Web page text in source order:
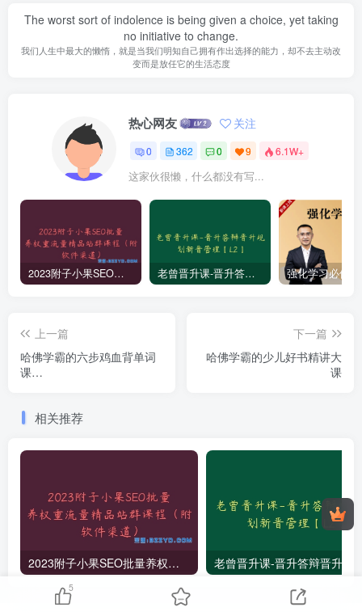
The worst sort of indolence is being given a choice, yet taking
no initiative to change.
我们人生中最大的懒惰，就是当我们明知自己拥有作出选择的能力，却不去主动改
变而是放任它的生活态度
热心网友 关注
0 362 0 9 6.1W+
这家伙很懒，什么都没有写...
2023附子小果SEO批量养权重流量精品站群课程（附软件渠道） 老曾晋升课-晋升答辩晋升规划新晋管理【L2】
上一篇
哈佛学霸的六步鸡血背单词
课
下一篇
哈佛学霸的少儿好书精讲大
课
相关推荐
2023附子小果SEO批量养权重流量精品站群课程（附软件渠道）
5